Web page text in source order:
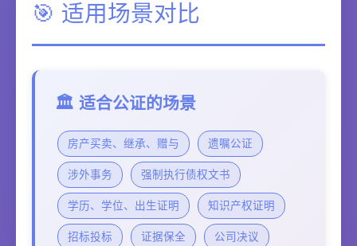
🎯 适用场景对比
🏛️ 适合公证的场景
房产买卖、继承、赠与 遗嘱公证
涉外事务 强制执行债权文书
学历、学位、出生证明 知识产权证明
招标投标 证据保全 公司决议